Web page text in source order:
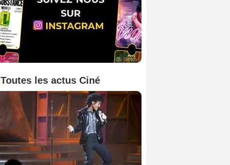
Toutes les actus Ciné